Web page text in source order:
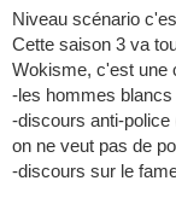
Niveau scénario
Cette saison 3 va
Wokisme, c'est une
-les hommes
-discours anti-police
on ne veut pas de
-discours sur le